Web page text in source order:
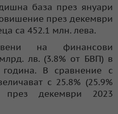
база през януари
през декември
са 452.1 млн. лева.
на финансови
лв. (3.8% от БВП) в
В сравнение с
с 25.8% (25.9%
декември 2023